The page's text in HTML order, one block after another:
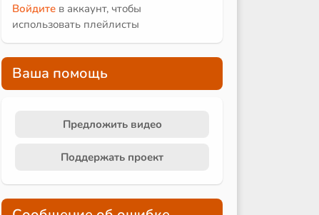
Войдите в аккаунт, чтобы
использовать плейлисты
Ваша помощь
Предложить видео
Поддержать проект